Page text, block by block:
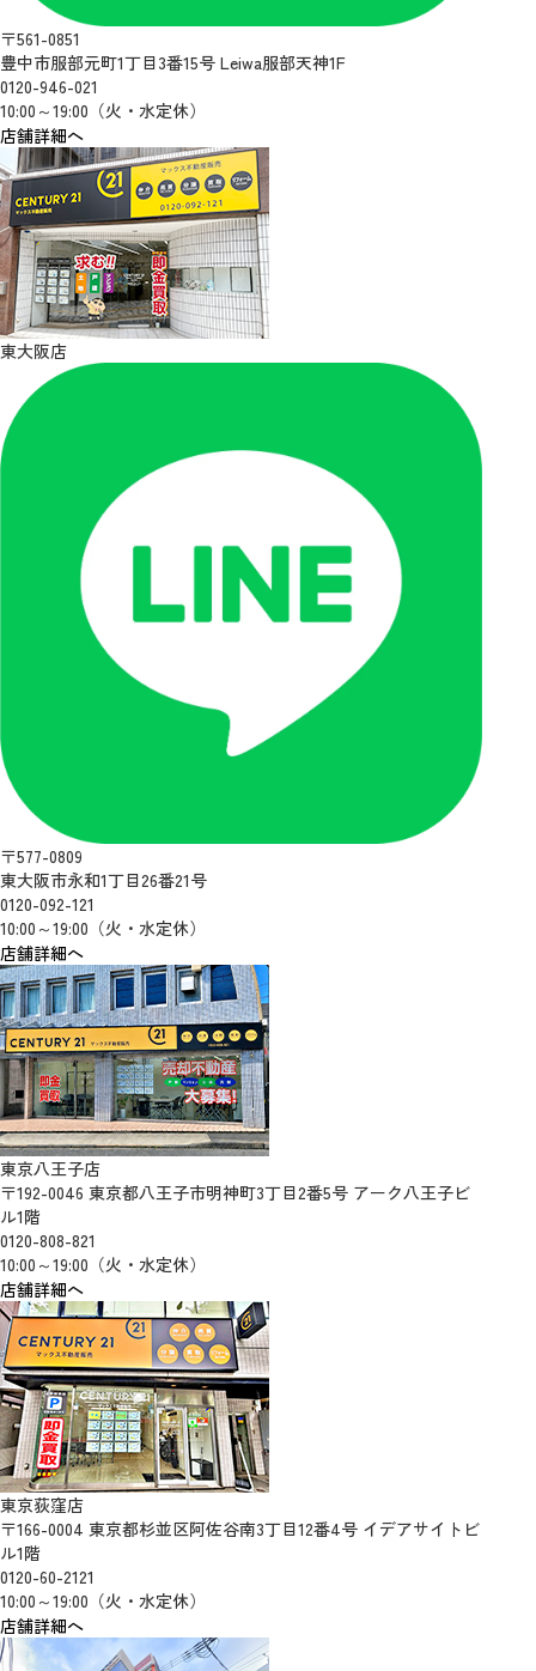
〒561-0851
豊中市服部元町1丁目3番15号 Leiwa服部天神1F
0120-946-021
10:00～19:00（火・水定休）
店舗詳細へ
東大阪店
〒577-0809
東大阪市永和1丁目26番21号
0120-092-121
10:00～19:00（火・水定休）
店舗詳細へ
東京八王子店
〒192-0046 東京都八王子市明神町3丁目2番5号 アーク八王子ビ
ル1階
0120-808-821
10:00～19:00（火・水定休）
店舗詳細へ
東京荻窪店
〒166-0004 東京都杉並区阿佐谷南3丁目12番4号 イデアサイトビ
ル1階
0120-60-2121
10:00～19:00（火・水定休）
店舗詳細へ